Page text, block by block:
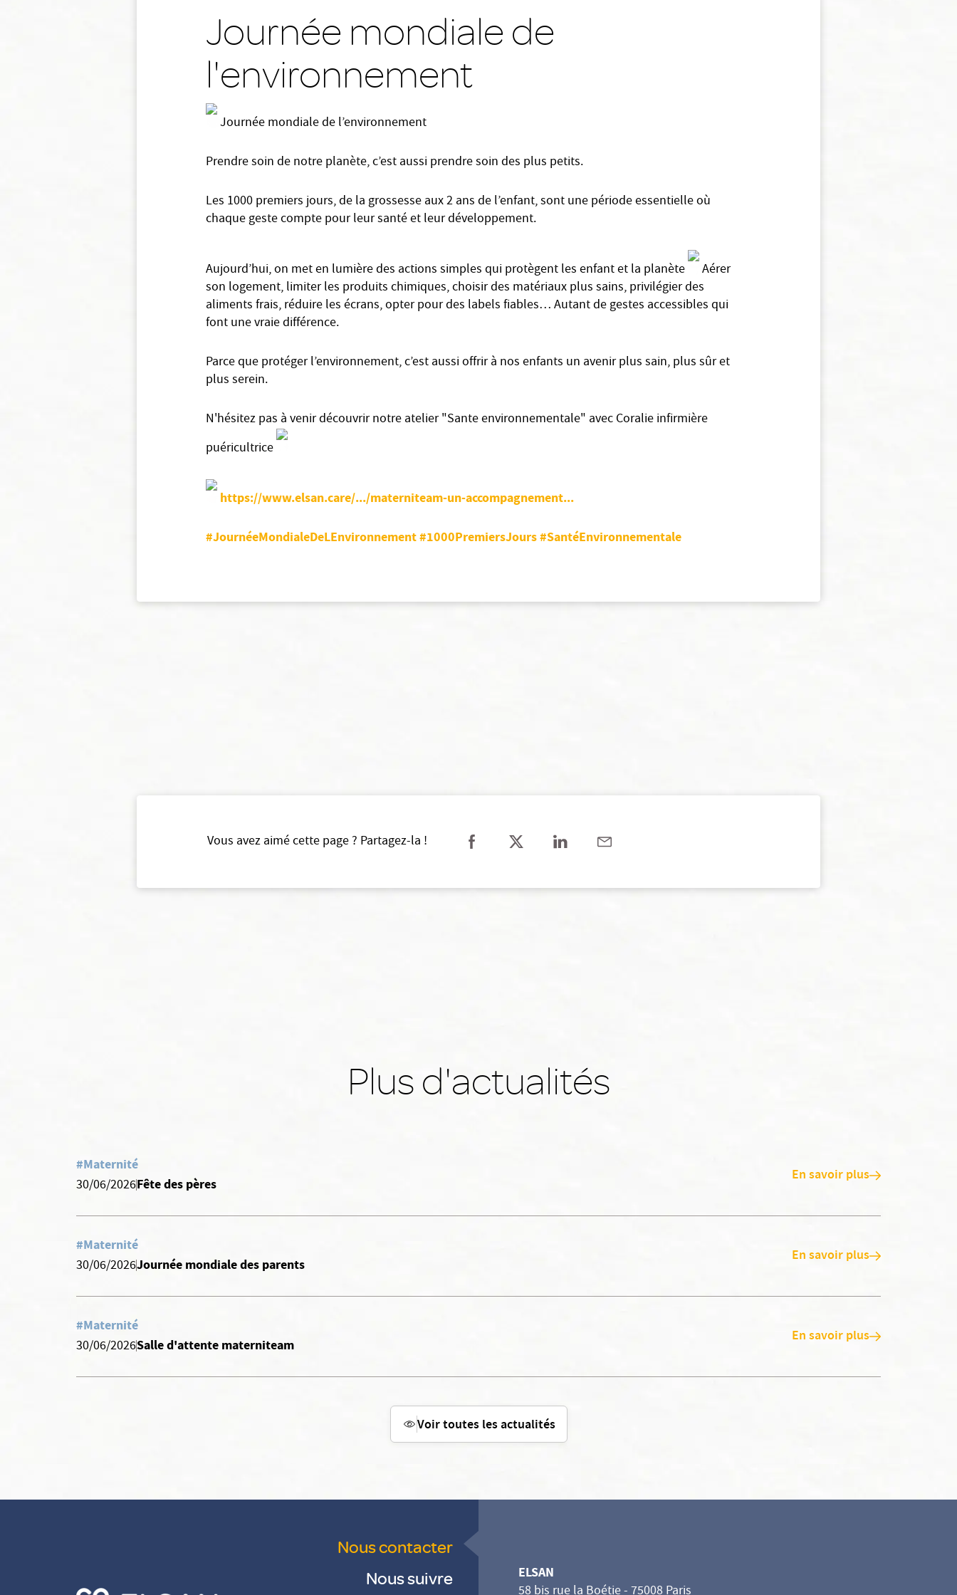
Journée mondiale de
l'environnement
Journée mondiale de l’environnement
Prendre soin de notre planète, c’est aussi prendre soin des plus petits.
Les 1000 premiers jours, de la grossesse aux 2 ans de l’enfant, sont une période essentielle où
chaque geste compte pour leur santé et leur développement.
Aujourd’hui, on met en lumière des actions simples qui protègent les enfant et la planète
Aérer
son logement, limiter les produits chimiques, choisir des matériaux plus sains, privilégier des
aliments frais, réduire les écrans, opter pour des labels fiables… Autant de gestes accessibles qui
font une vraie différence.
Parce que protéger l’environnement, c’est aussi offrir à nos enfants un avenir plus sain, plus sûr et
plus serein.
N'hésitez pas à venir découvrir notre atelier "Sante environnementale" avec Coralie infirmière
puéricultrice
https://www.elsan.care/.../materniteam-un-accompagnement...
#JournéeMondialeDeLEnvironnement#1000PremiersJours#SantéEnvironnementale
Vous avez aimé cette page ? Partagez-la !
Plus d'actualités
#Maternité
30/06/2026Fête des pères En savoir plus
#Maternité
30/06/2026Journée mondiale des parents En savoir plus
#Maternité
30/06/2026Salle d'attente materniteam En savoir plus
Voir toutes les actualités
Nous contacter
Nous suivre
ELSAN